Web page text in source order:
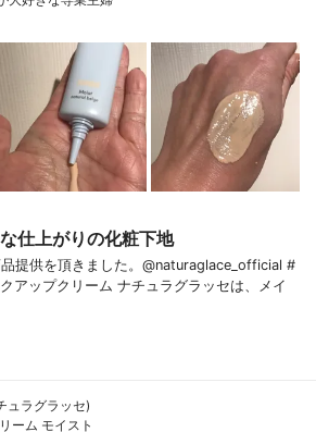
仕上がりの化粧下地
提供を頂きました。@naturaglace_official #
アップクリーム ナチュラグラッセは、メイ
ュラグラッセ)
ーム モイスト